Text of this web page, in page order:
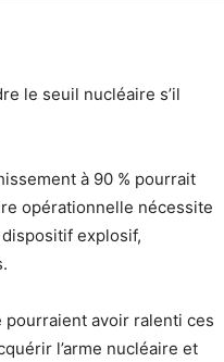
le seuil nucléaire s’il
à 90 % pourrait
opérationnelle nécessite
dispositif explosif,
avoir ralenti ces
l’arme nucléaire et